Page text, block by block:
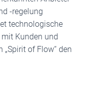
-regelung
technologische
Kunden und
of Flow“ den